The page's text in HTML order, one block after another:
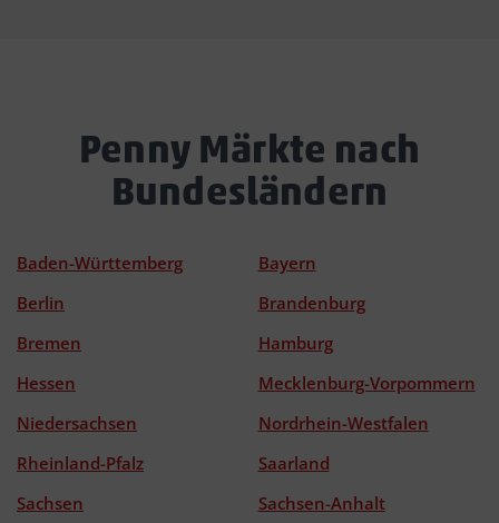
Penny Märkte nach
Bundesländern
Baden-Württemberg
Bayern
Berlin
Brandenburg
Bremen
Hamburg
Hessen
Mecklenburg-Vorpommern
Niedersachsen
Nordrhein-Westfalen
Rheinland-Pfalz
Saarland
Sachsen
Sachsen-Anhalt